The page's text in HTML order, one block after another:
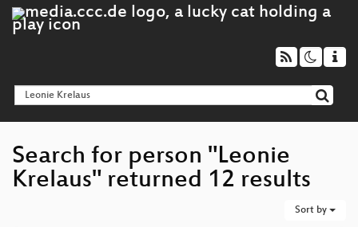
Search for person "Leonie
Krelaus" returned 12 results
Sort by